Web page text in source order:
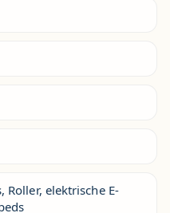
Roller, elektrische E-